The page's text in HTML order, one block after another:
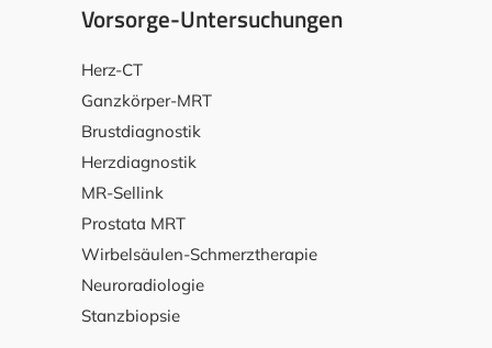
Vorsorge-Untersuchungen
Herz-CT
Ganzkörper-MRT
Brustdiagnostik
Herzdiagnostik
MR-Sellink
Prostata MRT
Wirbelsäulen-Schmerztherapie
Neuroradiologie
Stanzbiopsie